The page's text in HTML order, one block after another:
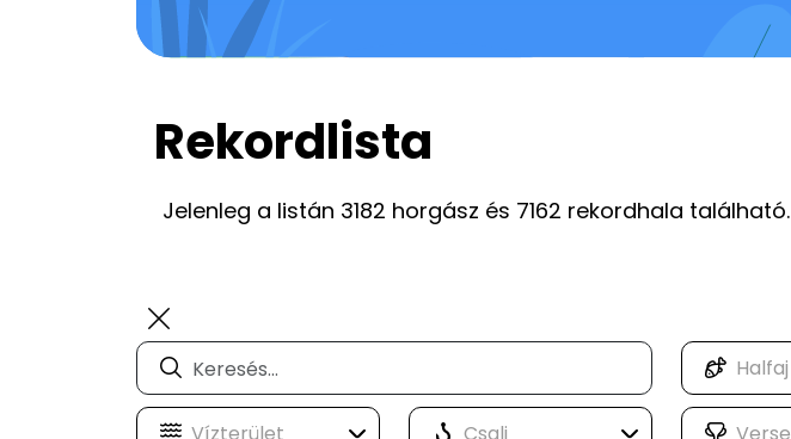
Rekordlista
Jelenleg a listán 3182 horgász és 7162 rekordhala található.